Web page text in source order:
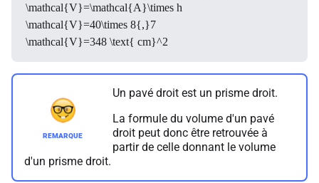
\mathcal{V}=\mathcal{A}\times h
\mathcal{V}=40\times 8{,}7
\mathcal{V}=348 \text{ cm}^2
Un pavé droit est un prisme droit.
La formule du volume d'un pavé
droit peut donc être retrouvée à
partir de celle donnant le volume
d'un prisme droit.